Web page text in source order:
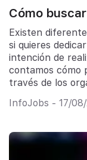
Cómo
Existen
si quieres
intención de
contamos cómo
través de los
InfoJobs - 17/